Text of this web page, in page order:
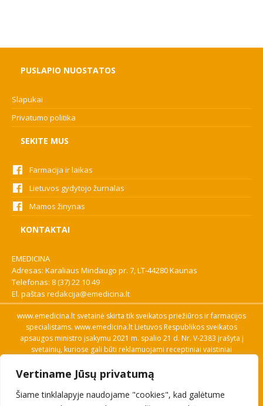
Vertiname Jūsų privatumą
Šiame tinklalapyje naudojame "cookies", kad galėtume
PUSLAPIO NUOSTATOS
Slapukai
Privatumo politika
SEKITE MUS
Farmacija ir laikas
Lietuvos gydytojo žurnalas
Mamos žinynas
KONTAKTAI
EMEDICINA
Adresas: Karaliaus Mindaugo pr. 7, LT-44280 Kaunas
Telefonas: 8 (37) 22 10 49
El. paštas redakcija@emedicina.lt
www.emedicina.lt svetainė skirta tik sveikatos priežiūros ir farmacijos
specialistams. www.emedicina.lt Lietuvos Respublikos sveikatos
apsaugos ministro įsakymu 2021 m. spalio 21 d. Nr. V-2383 įrašyta į
svetainių, kuriose gali būti reklamuojami receptiniai vaistiniai
savo profesinę kvalifikaciją. Naudingos nuorodos: Vaistų ir medicinos
pagalbos priemonių kainų paieška, VVKT tinklalapis, Sveikatos
priežiūros ar farmacijos specialisto pranešimo apie įtariamą